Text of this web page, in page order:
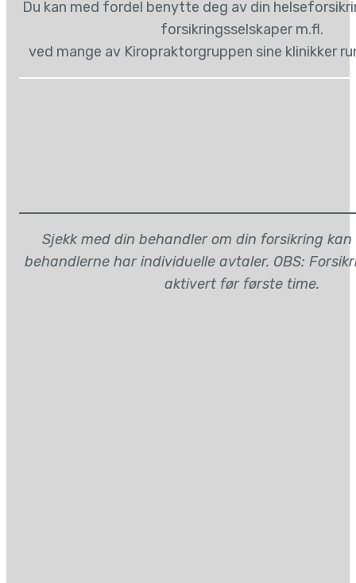
Du kan med fordel benytte deg av din
forsikringsselskaper m.fl.
ved mange av Kiropraktorgruppen sine klinikker
Sjekk med din behandler om din forsikring
behandlerne har individuelle avtaler. OBS:
aktivert før første time.